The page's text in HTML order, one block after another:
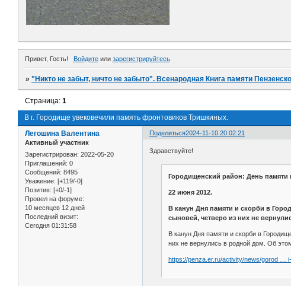
Привет, Гость! Войдитеили зарегистрируйтесь.
»"Никто не забыт, ничто не забыто". Всенародная Книга памяти
В г. Городище увековечили память фронтовиков Тришкиных.
Страница:1
Поделиться2024-11-10 20:02:21
Легошина Валентина
Активный участник
Зарегистрирован: 2022-05-20
Приглашений: 0
Сообщений: 8495
Уважение: [+119/-0]
Позитив: [+0/-1]
Провел на форуме:
10 месяцев 12 дней
Последний визит:
Сегодня 01:31:58
Здравствуйте!
Городищенский район: День памяти
22 июня 2012.
В канун Дня памяти и скорби в
сыновей, четверо из них не
В канун Дня памяти и скорби в
них не вернулись в родной дом. Об
https://penza.er.ru/activity/news/gorod …